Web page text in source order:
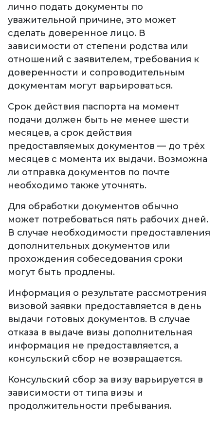
лично подать документы по
уважительной причине, это может
сделать доверенное лицо. В
зависимости от степени родства или
отношений с заявителем, требования к
доверенности и сопроводительным
документам могут варьироваться.
Срок действия паспорта на момент
подачи должен быть не менее шести
месяцев, а срок действия
предоставляемых документов — до трёх
месяцев с момента их выдачи. Возможна
ли отправка документов по почте
необходимо также уточнять.
Для обработки документов обычно
может потребоваться пять рабочих дней.
В случае необходимости предоставления
дополнительных документов или
прохождения собеседования сроки
могут быть продлены.
Информация о результате рассмотрения
визовой заявки предоставляется в день
выдачи готовых документов. В случае
отказа в выдаче визы дополнительная
информация не предоставляется, а
консульский сбор не возвращается.
Консульский сбор за визу варьируется в
зависимости от типа визы и
продолжительности пребывания.